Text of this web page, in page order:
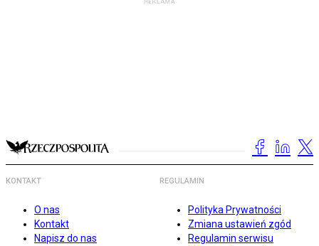
KONTAKT
O nas
Kontakt
Napisz do nas
REGULAMIN
Polityka Prywatności
Zmiana ustawień zgód
Regulamin serwisu